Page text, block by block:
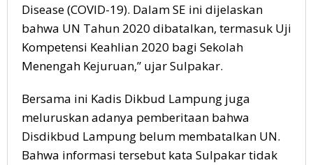
Disease (COVID-19). Dalam SE ini dijelaskan
bahwa UN Tahun 2020 dibatalkan, termasuk Uji
Kompetensi Keahlian 2020 bagi Sekolah
Menengah Kejuruan,” ujar Sulpakar.
Bersama ini Kadis Dikbud Lampung juga
meluruskan adanya pemberitaan bahwa
Disdikbud Lampung belum membatalkan UN.
Bahwa informasi tersebut kata Sulpakar tidak